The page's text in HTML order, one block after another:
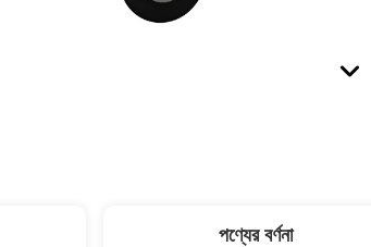
পণ্যের বর্ণনা